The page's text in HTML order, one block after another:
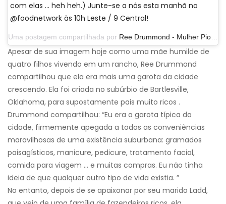
com elas ... heh heh.) Junte-se a nós esta manhã no
@foodnetwork às 10h Leste / 9 Central!
Uma postagem compartilhada por Ree Drummond - Mulher Pioneira
Apesar de sua imagem hoje como uma mãe humilde de
quatro filhos vivendo em um rancho, Ree Drummond
compartilhou que ela era mais uma garota da cidade
crescendo. Ela foi criada no subúrbio de Bartlesville,
Oklahoma, para supostamente pais muito ricos .
Drummond compartilhou: “Eu era a garota típica da
cidade, firmemente apegada a todas as conveniências
maravilhosas de uma existência suburbana: gramados
paisagísticos, manicure, pedicure, tratamento facial,
comida para viagem ... e muitas compras. Eu não tinha
ideia de que qualquer outro tipo de vida existia. ”
No entanto, depois de se apaixonar por seu marido Ladd,